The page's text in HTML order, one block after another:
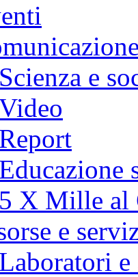
Scienza e
Report
Educazione
5 X Mille al
e
Laboratori e